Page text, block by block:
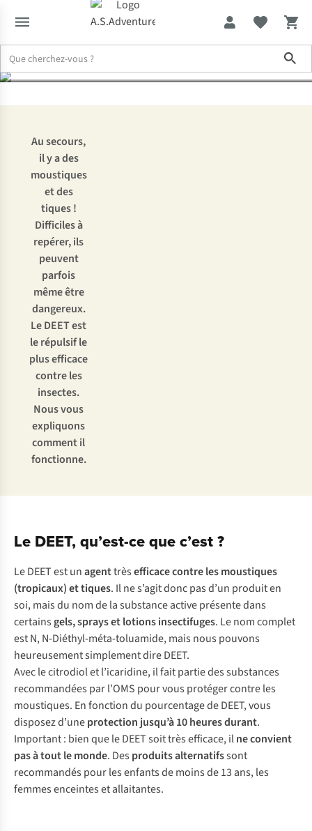
?
Au secours,
il y a des
moustiques
et des
tiques !
Difficiles à
repérer, ils
peuvent
parfois
même être
dangereux.
Le DEET est
le répulsif le
plus efficace
contre les
insectes.
Nous vous
expliquons
comment il
fonctionne.
Le DEET, qu’est-ce que c’est ?
Le DEET est unagenttrèsefficace contre les moustiques
(tropicaux) et tiques. Il ne s’agit donc pas d’un produit en
soi, mais du nom de la substance active présente dans
certains gels, sprays et lotions insectifuges. Le nom complet
est N, N-Diéthyl-méta-toluamide, mais nous pouvons
heureusement simplement dire DEET.
Avec le citrodiol et l’icaridine, il fait partie des substances
recommandées par l’OMS pour vous protéger contre les
moustiques. En fonction du pourcentage de DEET, vous
disposez d’uneprotection jusqu’à 10 heures durant.
Important : bien que le DEET soit très efficace, ilne convient
pas à tout le monde. Des produits alternatifssont
recommandés pour les enfants de moins de 13 ans, les
femmes enceintes et allaitantes.